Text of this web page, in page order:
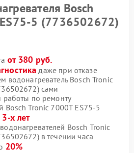
Bosch
5 (7736502672)
от 380 руб.
даже при отказе
водонагреватель Bosch Tronic
сами
работы по ремонту
Bosch Tronic 7000T ES75-5
х лет
Bosch Tronic
в течении часа
20%